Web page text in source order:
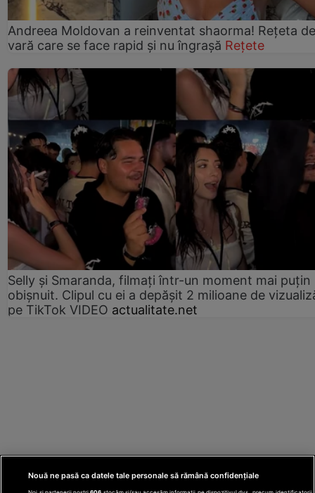
Andreea Moldovan a reinventat shaorma! Rețeta de
vară care se face rapid și nu îngrașă Rețete
Selly și Smaranda, filmați într-un moment mai puțin
obișnuit. Clipul cu ei a depășit 2 milioane de
pe TikTok VIDEO actualitate.net
Nouă ne pasă ca datele tale personale să rămână confidențiale